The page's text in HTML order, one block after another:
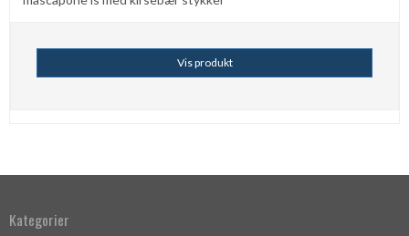
Vis produkt
Kategorier